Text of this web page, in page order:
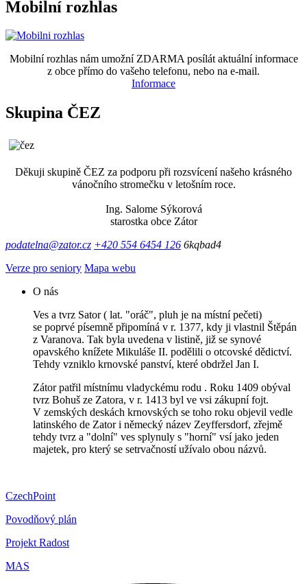
Mobilní rozhlas
Mobilní rozhlas nám umožní ZDARMA posílát aktuální informace
z obce přímo do vašeho telefonu, nebo na e-mail.
Informace
Skupina ČEZ
Děkuji skupině ČEZ za podporu při rozsvícení našeho krásného
vánočního stromečku v letošním roce.
Ing. Salome Sýkorová
starostka obce Zátor
podatelna@zator.cz +420 554 6454 126 6kqbad4
Verze pro seniory Mapa webu
O nás
Ves a tvrz Sator ( lat. "oráč", pluh je na místní pečeti)
se poprvé písemně připomíná v r. 1377, kdy ji vlastnil Štěpán
z Varanova. Tak byla uvedena v listině, již se synové
opavského knížete Mikuláše II. podělili o otcovské dědictví.
Tehdy vzniklo krnovské panství, které obdržel Jan I.
Zátor patřil místnímu vladyckému rodu . Roku 1409 obýval
tvrz Bohuš ze Zatora, v r. 1413 byl ve vsi zákupní fojt.
V zemských deskách krnovských se toho roku objevil vedle
latinského de Zator i německý název Zeyffersdorf, zřejmě
tehdy tvrz a "dolní" ves splynuly s "horní" vsí jako jeden
majetek, pro který se setrvačností užívalo obou názvů.
CzechPoint
Povodňový plán
Projekt Radost
MAS